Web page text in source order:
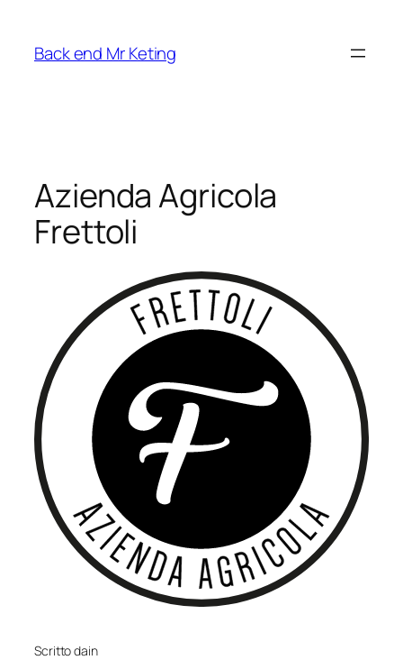
contenuto
Back end Mr Keting
Azienda Agricola
Frettoli
Scritto dain